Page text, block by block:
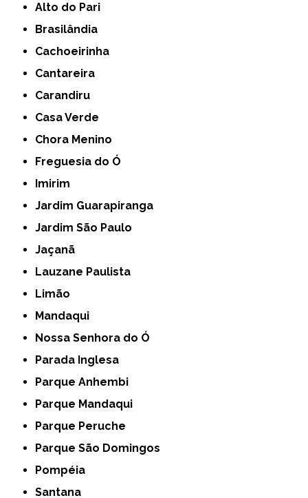
Alto do Pari
Brasilândia
Cachoeirinha
Cantareira
Carandiru
Casa Verde
Chora Menino
Freguesia do Ó
Imirim
Jardim Guarapiranga
Jardim São Paulo
Jaçanã
Lauzane Paulista
Limão
Mandaqui
Nossa Senhora do Ó
Parada Inglesa
Parque Anhembi
Parque Mandaqui
Parque Peruche
Parque São Domingos
Pompéia
Santana